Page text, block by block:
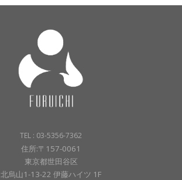
TEL : 03-5356-7362
住所:〒157-0061
東京都世田谷区
北烏山1-13-22 伊藤ハイツ 1F